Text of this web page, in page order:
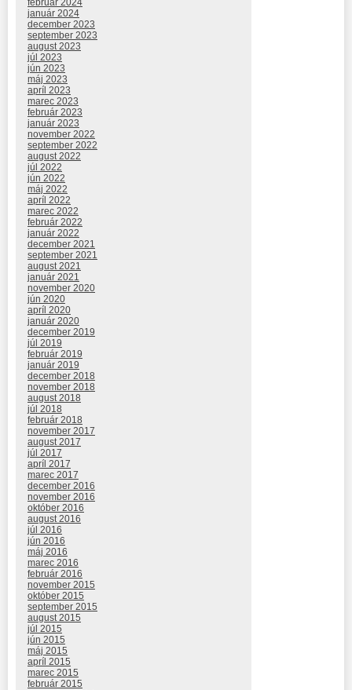
február 2024
január 2024
december 2023
september 2023
august 2023
júl 2023
jún 2023
máj 2023
apríl 2023
marec 2023
február 2023
január 2023
november 2022
september 2022
august 2022
júl 2022
jún 2022
máj 2022
apríl 2022
marec 2022
február 2022
január 2022
december 2021
september 2021
august 2021
január 2021
november 2020
jún 2020
apríl 2020
január 2020
december 2019
júl 2019
február 2019
január 2019
december 2018
november 2018
august 2018
júl 2018
február 2018
november 2017
august 2017
júl 2017
apríl 2017
marec 2017
december 2016
november 2016
október 2016
august 2016
júl 2016
jún 2016
máj 2016
marec 2016
február 2016
november 2015
október 2015
september 2015
august 2015
júl 2015
jún 2015
máj 2015
apríl 2015
marec 2015
február 2015